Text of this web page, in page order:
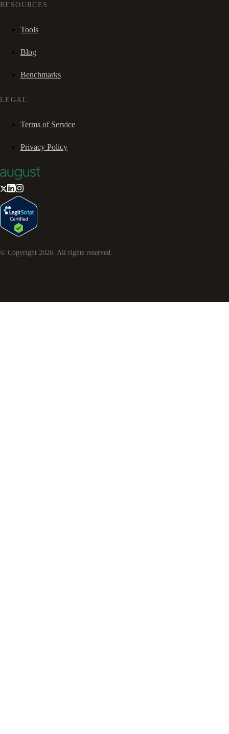
RESOURCES
Tools
Blog
Benchmarks
LEGAL
Terms of Service
Privacy Policy
© Copyright 2026 . All rights reserved.